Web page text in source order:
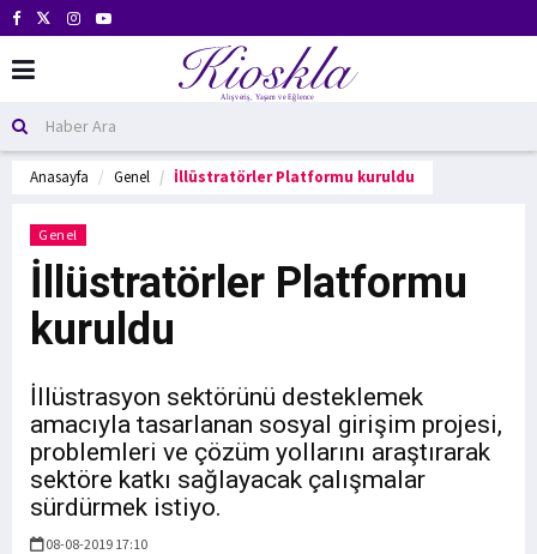
Anasayfa Genel İllüstratörler Platformu kuruldu
Genel
İllüstratörler Platformu
kuruldu
İllüstrasyon sektörünü desteklemek
amacıyla tasarlanan sosyal girişim projesi,
problemleri ve çözüm yollarını araştırarak
sektöre katkı sağlayacak çalışmalar
sürdürmek istiyo.
08-08-2019 17:10